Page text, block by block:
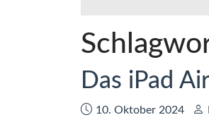
Das iPad
Datum:
10. Oktober 2024